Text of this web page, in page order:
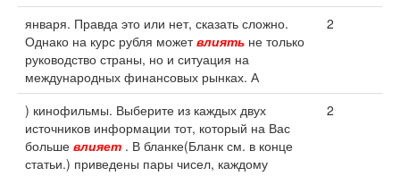
января. Правда это или нет, сказать сложно.
Однако на курс рубля можетвлиять не только
руководство страны, но и ситуация на
международных финансовых рынках. А
2
) кинофильмы. Выберите из каждых двух
источников информации тот, который на Вас
больше влияет . В бланке(Бланк см. в конце
статьи.) приведены пары чисел, каждому
2